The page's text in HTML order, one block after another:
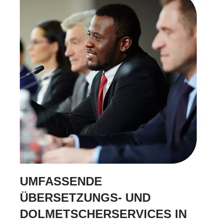
UMFASSENDE
ÜBERSETZUNGS- UND
DOLMETSCHERSERVICES IN